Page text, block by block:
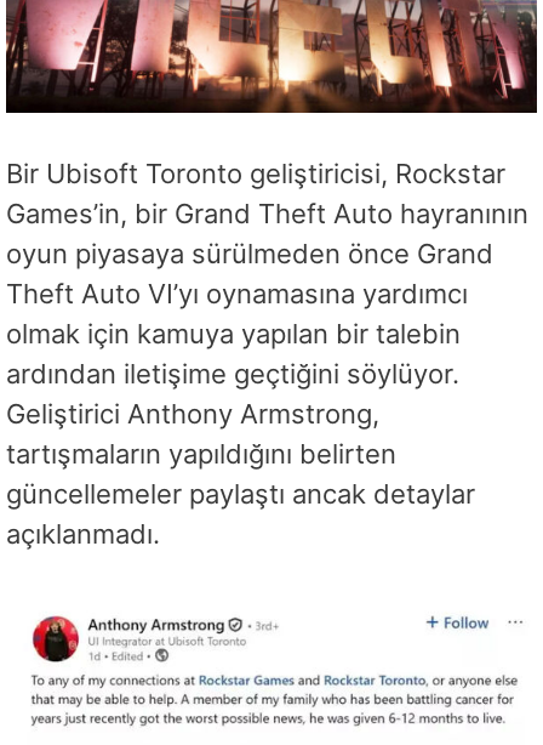
Bir Ubisoft Toronto geliştiricisi, Rockstar
Games’in, bir Grand Theft Auto hayranının
oyun piyasaya sürülmeden önce Grand
Theft Auto VI’yı oynamasına yardımcı
olmak için kamuya yapılan bir talebin
ardından iletişime geçtiğini söylüyor.
Geliştirici Anthony Armstrong,
tartışmaların yapıldığını belirten
güncellemeler paylaştı ancak detaylar
açıklanmadı.